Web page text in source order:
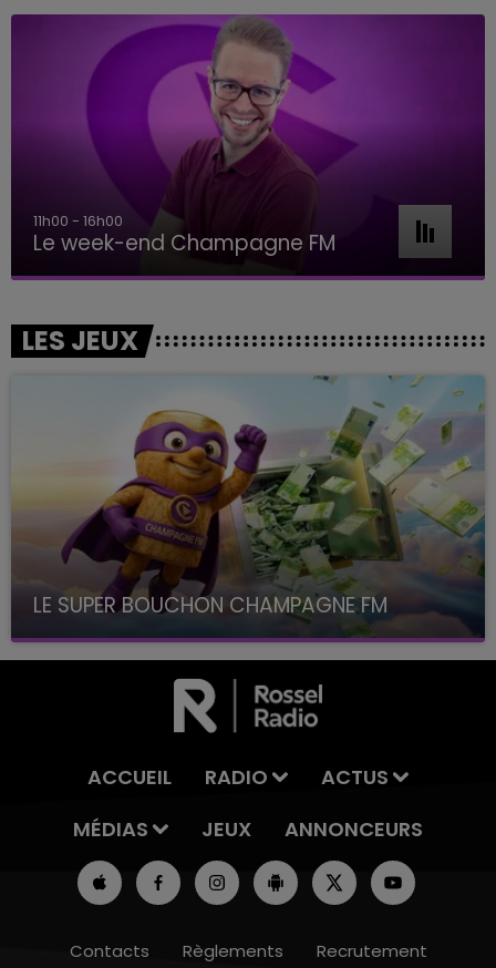
11h00 - 16h00
Le week-end Champagne FM
LES JEUX
LE SUPER BOUCHON CHAMPAGNE FM
avec La Famille Champagne FM, à 8H10
ACCUEIL RADIO
ACTUS
MÉDIAS
JEUX ANNONCEURS
Contacts Règlements Recrutement